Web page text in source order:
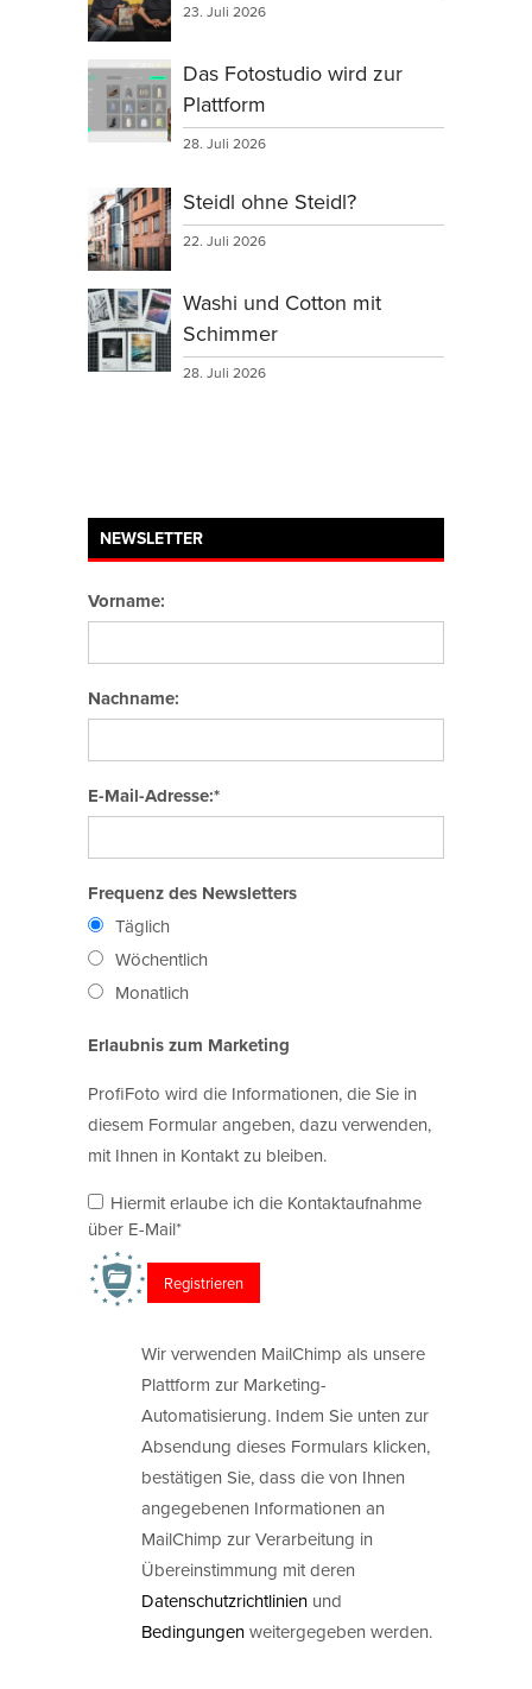
23. Juli 2026
Das Fotostudio wird zur
Plattform
28. Juli 2026
Steidl ohne Steidl?
22. Juli 2026
Washi und Cotton mit
Schimmer
28. Juli 2026
NEWSLETTER
Vorname:
Nachname:
E-Mail-Adresse:*
Frequenz des Newsletters
Täglich
Wöchentlich
Monatlich
Erlaubnis zum Marketing
ProfiFoto wird die Informationen, die Sie in
diesem Formular angeben, dazu verwenden,
mit Ihnen in Kontakt zu bleiben.
Hiermit erlaube ich die Kontaktaufnahme
über E-Mail*
Wir verwenden MailChimp als unsere
Plattform zur Marketing-
Automatisierung. Indem Sie unten zur
Absendung dieses Formulars klicken,
bestätigen Sie, dass die von Ihnen
angegebenen Informationen an
MailChimp zur Verarbeitung in
Übereinstimmung mit deren
Datenschutzrichtlinien und
Bedingungenweitergegeben werden.